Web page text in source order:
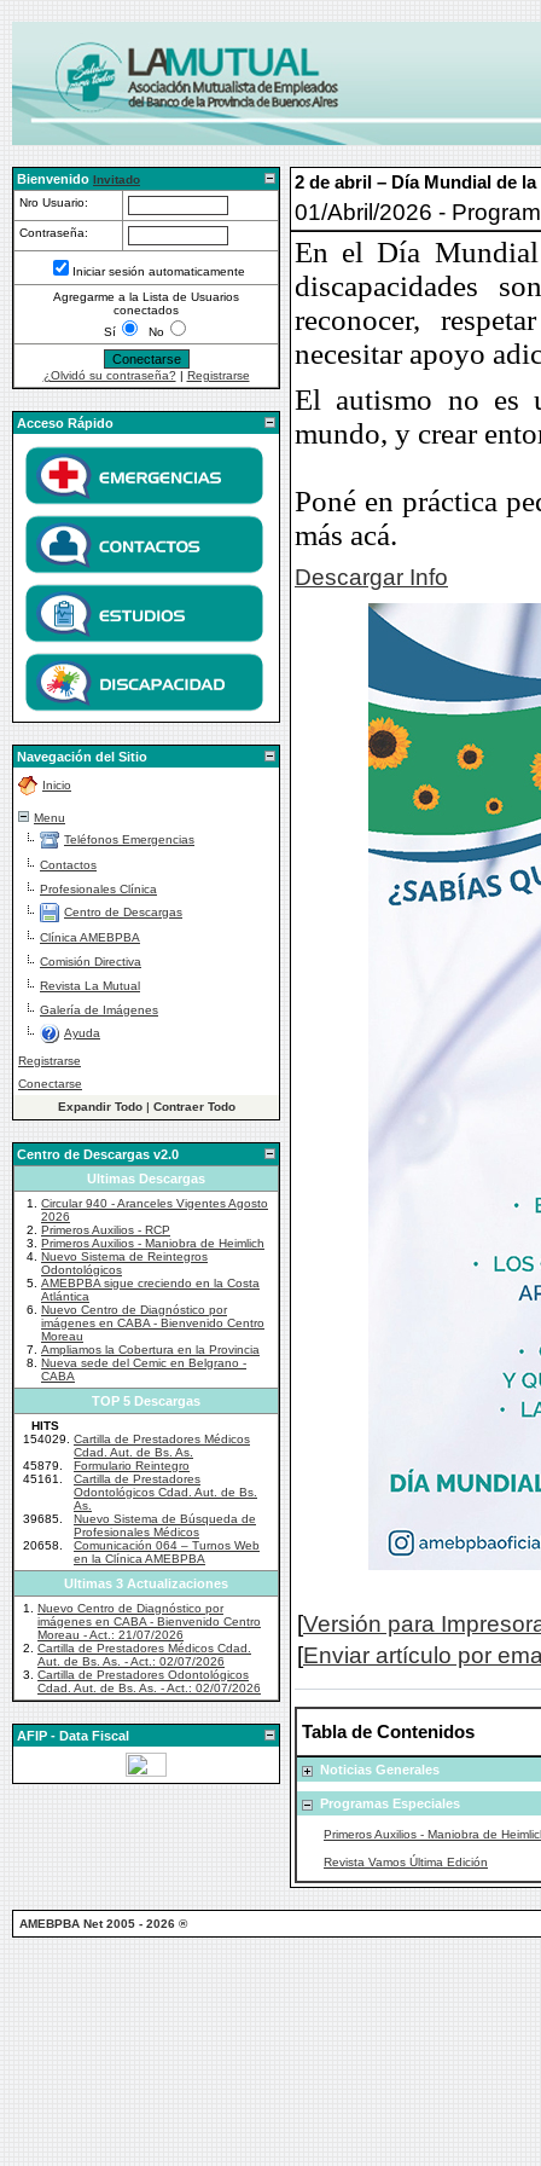
Bienvenido Invitado
Nro Usuario:
Contraseña:
Iniciar sesión automaticamente
Agregarme a la Lista de Usuarios
conectados
Sí
No
¿Olvidó su contraseña? | Registrarse
Acceso Rápido
Navegación del Sitio
Inicio
Menu
Teléfonos Emergencias
Contactos
Profesionales Clínica
Centro de Descargas
Clínica AMEBPBA
Comisión Directiva
Revista La Mutual
Galería de Imágenes
Ayuda
Registrarse
Conectarse
Expandir Todo| Contraer Todo
Centro de Descargas v2.0
Ultimas Descargas
1.
Circular 940 - Aranceles Vigentes Agosto
2026
2.
Primeros Auxilios - RCP
3.
Primeros Auxilios - Maniobra de Heimlich
4. Nuevo Sistema de Reintegros
Odontológicos
5. AMEBPBA sigue creciendo en la Costa
Atlántica
6.
Nuevo Centro de Diagnóstico por
imágenes en CABA - Bienvenido Centro
Moreau
7.
Ampliamos la Cobertura en la Provincia
8.
Nueva sede del Cemic en Belgrano -
CABA
TOP 5 Descargas
HITS
154029.
Cartilla de Prestadores Médicos
Cdad. Aut. de Bs. As.
45879.
Formulario Reintegro
45161.
Cartilla de Prestadores
Odontológicos Cdad. Aut. de Bs.
As.
39685.
Nuevo Sistema de Búsqueda de
Profesionales Médicos
20658.
Comunicación 064 – Turnos Web
en la Clínica AMEBPBA
Ultimas 3 Actualizaciones
1.
Nuevo Centro de Diagnóstico por
imágenes en CABA - Bienvenido Centro
Moreau - Act.: 21/07/2026
2.
Cartilla de Prestadores Médicos Cdad.
Aut. de Bs. As. - Act.: 02/07/2026
3.
Cartilla de Prestadores Odontológicos
Cdad. Aut. de Bs. As. - Act.: 02/07/2026
AFIP - Data Fiscal
2 de abril – Día Mundial de
01/Abril/2026 -
En el Día
discapacidades
reconocer,
necesitar apoyo
El autismo no es
mundo, y crear
Poné en práctica
más acá.
Descargar Info
[Versión para
[Enviar artículo por
Tabla de Contenidos
Noticias Generales
Programas Especiales
Primeros Auxilios - Maniobra de
Revista Vamos Última Edición
AMEBPBA Net 2005 - 2026 ®